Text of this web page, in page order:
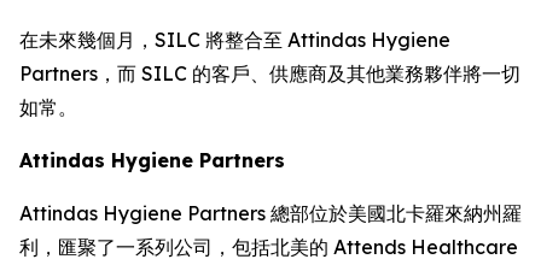
在未來幾個月，SILC 將整合至 Attindas Hygiene
Partners，而 SILC 的客戶、供應商及其他業務夥伴將一切
如常。
Attindas Hygiene Partners
Attindas Hygiene Partners 總部位於美國北卡羅來納州羅
利，匯聚了一系列公司，包括北美的 Attends Healthcare